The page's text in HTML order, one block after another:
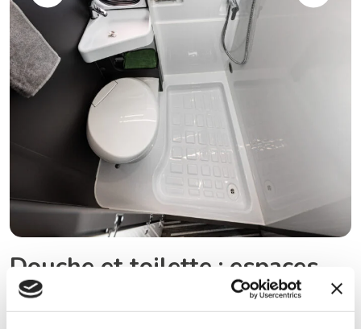
Douche et toilette : espaces
séparés pour plus de confort